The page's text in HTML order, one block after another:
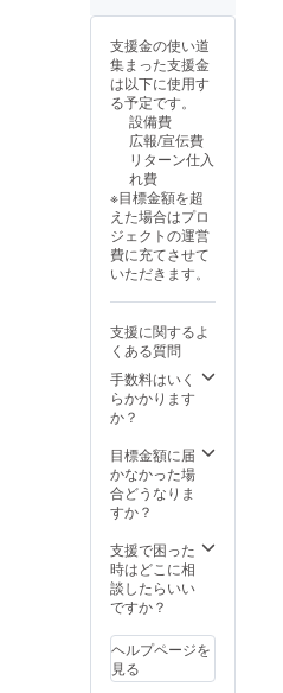
ご家族
みなさ
んでも
参加可
能です
（オー
プニン
グイベ
ントの
ご案内
時にご
参加人
数の予
約
フォー
ムを送
付させ
ていた
だきま
す） ＜
備考＞
お名前
もしく
はニッ
考欄に
記載し
てくだ
さい
更可能
＜研修
詳細＞
・開催
日時：
支援者
様と協
議の上
実施方
法：支
援者オ
フィス
等、支
援者指
└※オン
ライン
指定の
場合
は、
活用し
て実施
└※青森
市外が
所の場
合は、
交通費
別途支
にご負
担いた
だきま
支援金の使い道
集まった支援金
は以下に使用す
る予定です。
設備費
広報/宣伝費
リターン仕入
れ費
※目標金額を超
えた場合はプロ
ジェクトの運営
費に充てさせて
いただきます。
支援に関するよ
くある質問
手数料はいく
らかかります
か？
目標金額に届
かなかった場
合どうなりま
すか？
支援で困った
時はどこに相
談したらいい
ですか？
ヘルプページを
見る